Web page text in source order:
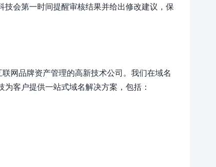
会第一时间提醒审核结果并给出修改建议，保
网品牌资产管理的高新技术公司。我们在域名
客户提供一站式域名解决方案，包括：